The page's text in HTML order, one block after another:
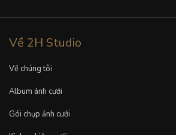
Về 2H Studio
Về chúng tôi
Album ảnh cưới
Gói chụp ảnh cưới